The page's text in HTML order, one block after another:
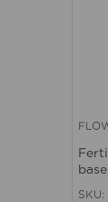
SKU: